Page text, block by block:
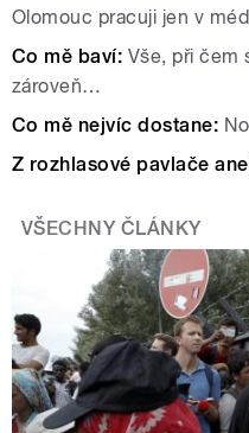
Olomouc pracuji jen v
Co mě baví: Vše, při čem
zároveň…
Co mě nejvíc dostane:
Z rozhlasové pavlače
VŠECHNY ČLÁNKY